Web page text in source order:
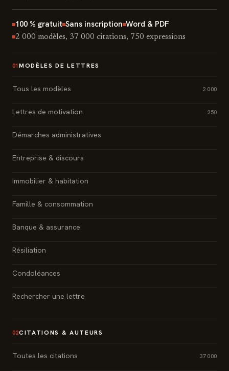
100 % gratuit Sans inscription Word & PDF
2 000 modèles, 37 000 citations, 750 expressions
01 MODÈLES DE LETTRES
Tous les modèles 2 000
Lettres de motivation 250
Démarches administratives
Entreprise & discours
Immobilier & habitation
Famille & consommation
Banque & assurance
Résiliation
Condoléances
Rechercher une lettre
02CITATIONS & AUTEURS
Toutes les citations 37 000